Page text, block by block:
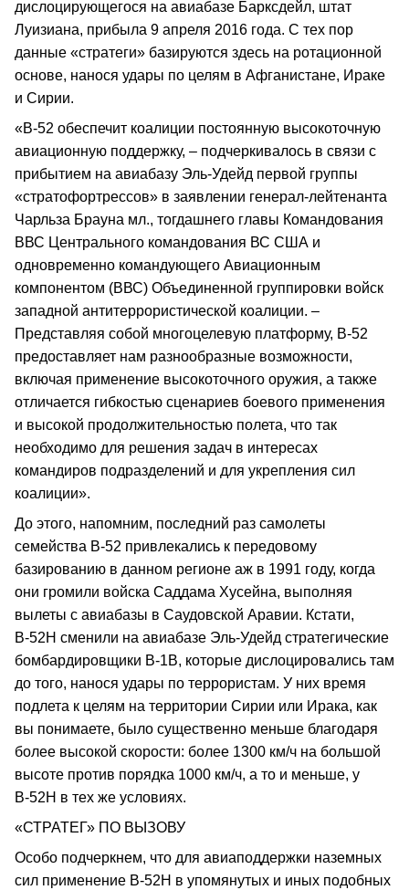
дислоцирующегося на авиабазе Барксдейл, штат
Луизиана, прибыла 9 апреля 2016 года. С тех пор
данные «стратеги» базируются здесь на ротационной
основе, нанося удары по целям в Афганистане, Ираке
и Сирии.
«В-52 обеспечит коалиции постоянную высокоточную
авиационную поддержку, – подчеркивалось в связи с
прибытием на авиабазу Эль-Удейд первой группы
«стратофортрессов» в заявлении генерал-лейтенанта
Чарльза Брауна мл., тогдашнего главы Командования
ВВС Центрального командования ВС США и
одновременно командующего Авиационным
компонентом (ВВС) Объединенной группировки войск
западной антитеррористической коалиции. –
Представляя собой многоцелевую платформу, В-52
предоставляет нам разнообразные возможности,
включая применение высокоточного оружия, а также
отличается гибкостью сценариев боевого применения
и высокой продолжительностью полета, что так
необходимо для решения задач в интересах
командиров подразделений и для укрепления сил
коалиции».
До этого, напомним, последний раз самолеты
семейства В-52 привлекались к передовому
базированию в данном регионе аж в 1991 году, когда
они громили войска Саддама Хусейна, выполняя
вылеты с авиабазы в Саудовской Аравии. Кстати,
В-52Н сменили на авиабазе Эль-Удейд стратегические
бомбардировщики В-1В, которые дислоцировались там
до того, нанося удары по террористам. У них время
подлета к целям на территории Сирии или Ирака, как
вы понимаете, было существенно меньше благодаря
более высокой скорости: более 1300 км/ч на большой
высоте против порядка 1000 км/ч, а то и меньше, у
В-52Н в тех же условиях.
«СТРАТЕГ» ПО ВЫЗОВУ
Особо подчеркнем, что для авиаподдержки наземных
сил применение В-52Н в упомянутых и иных подобных